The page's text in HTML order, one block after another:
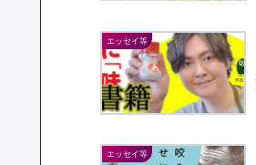
エッセイ等
エッセイ等